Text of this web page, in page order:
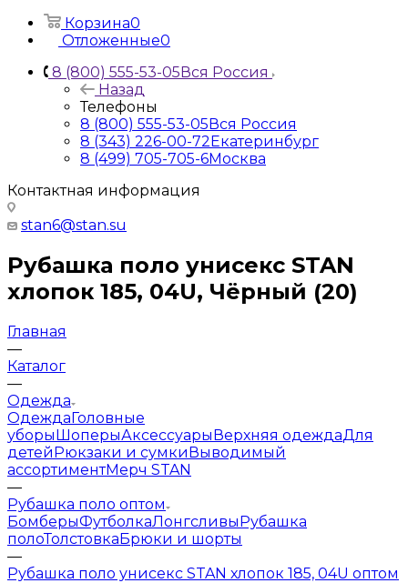
Корзина0
Отложенные0
8 (800) 555-53-05Вся Россия
Назад
Телефоны
8 (800) 555-53-05Вся Россия
8 (343) 226-00-72Екатеринбург
8 (499) 705-705-6Москва
Контактная информация
stan6@stan.su
Рубашка поло унисекс STAN
хлопок 185, 04U, Чёрный (20)
Главная
—
Каталог
—
Одежда
ОдеждаГоловные
уборыШоперыАксессуарыВерхняя одеждаДля
детейРюкзаки и сумкиВыводимый
ассортиментМерч STAN
—
Рубашка поло оптом
БомберыФутболкаЛонгсливыРубашка
полоТолстовкаБрюки и шорты
—
Рубашка поло унисекс STAN хлопок 185, 04U оптом